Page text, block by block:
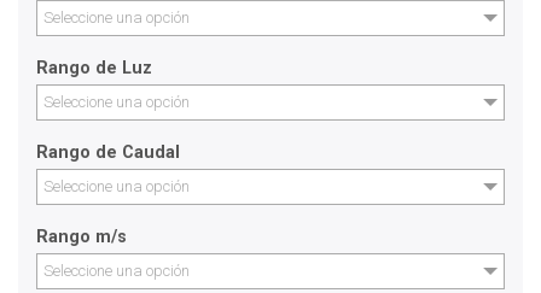
Seleccione una opción
Rango de Luz
Seleccione una opción
Rango de Caudal
Seleccione una opción
Rango m/s
Seleccione una opción